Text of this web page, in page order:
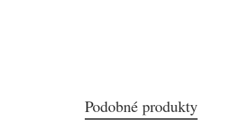
Podobné produkty